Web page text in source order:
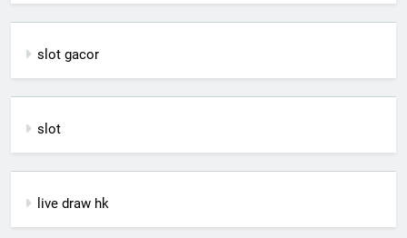
slot gacor
slot
live draw hk